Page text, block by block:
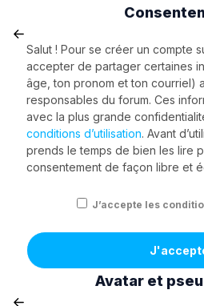
Salut ! Pour se créer un compte
accepter de partager certaines
âge, ton pronom et ton courriel)
responsables du forum. Ces
avec la plus grande
conditions d’utilisation. Avant
prends le temps de bien les lire
consentement de façon libre et
J’accepte les
Avatar et